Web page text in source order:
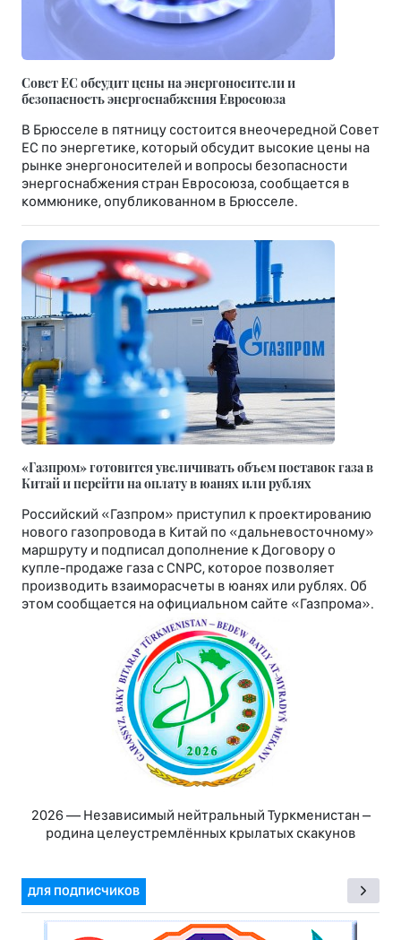
Совет ЕС обсудит цены на энергоносители и
безопасность энергоснабжения Евросоюза
В Брюсселе в пятницу состоится внеочередной Совет
ЕС по энергетике, который обсудит высокие цены на
рынке энергоносителей и вопросы безопасности
энергоснабжения стран Евросоюза, сообщается в
коммюнике, опубликованном в Брюсселе.
«Газпром» готовится увеличивать объем поставок газа в
Китай и перейти на оплату в юанях или рублях
Российский «Газпром» приступил к проектированию
нового газопровода в Китай по «дальневосточному»
маршруту и подписал дополнение к Договору о
купле-продаже газа с CNPC, которое позволяет
производить взаиморасчеты в юанях или рублях. Об
этом сообщается на официальном сайте «Газпрома».
2026 — Независимый нейтральный Туркменистан –
родина целеустремлённых крылатых скакунов
ДЛЯ ПОДПИСЧИКОВ